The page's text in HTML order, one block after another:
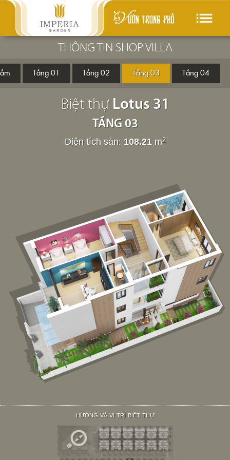
THÔNG TIN SHOP VILLA
Shop villa Biệt thự
Tầng 01 Tầng 02 Tầng 03 Tầng 04
Biệt thự Lotus 31
TẦNG 03
Diện tích sàn: 108.21m2
HƯỚNG VÀ VỊ TRÍ BIỆT THỰ